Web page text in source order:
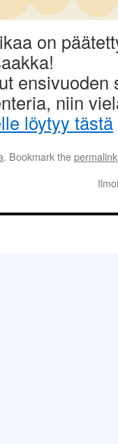
on
ensivuoden
niin
löytyy tästä
. Bookmark thepermalink